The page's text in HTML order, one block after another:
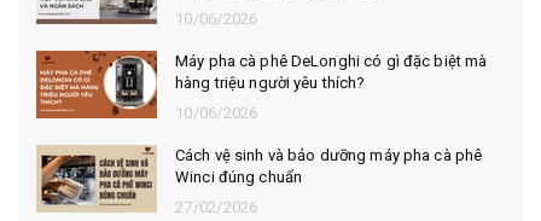
10/06/2026
Máy pha cà phê DeLonghi có gì đặc biệt mà
hàng triệu người yêu thích?
10/06/2026
Cách vệ sinh và bảo dưỡng máy pha cà phê
Winci đúng chuẩn
27/02/2026